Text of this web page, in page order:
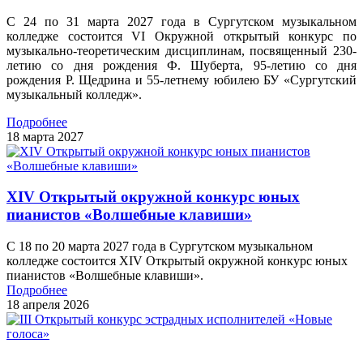
С 24 по 31 марта 2027 года в Сургутском музыкальном
колледже состоится VI Окружной открытый конкурс по
музыкально-теоретическим дисциплинам, посвященный 230-
летию со дня рождения Ф. Шуберта, 95-летию со дня
рождения Р. Щедрина и 55-летнему юбилею БУ «Сургутский
музыкальный колледж».
Подробнее
18 марта 2027
XIV Открытый окружной конкурс юных
пианистов «Волшебные клавиши»
С 18 по 20 марта 2027 года в Сургутском музыкальном
колледже состоится XIV Открытый окружной конкурс юных
пианистов «Волшебные клавиши».
Подробнее
18 апреля 2026